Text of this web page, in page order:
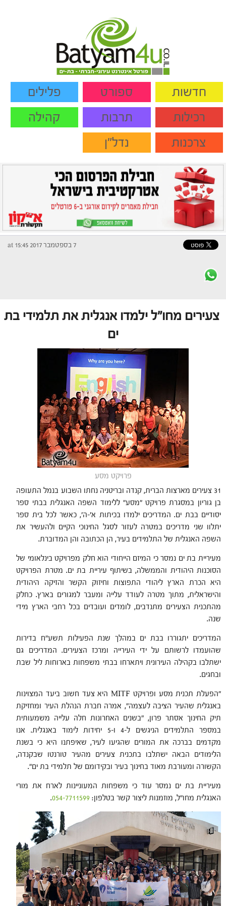
חדשות ספורט
פלילים
רכילות
תרבות
קהילה
צרכנות
נדל"ן
7 בספטמבר 2017 at 15:45
צעירים מחו"ל ילמדו אנגלית את תלמידי בת
ים
פרויקט מסע
31 צעירים מארצות הברית, קנדה ובריטניה נחתו השבוע בנמל התעופה
בן גוריון במסגרת פרויקט "מסע" ללימוד השפה האנגלית בבתי ספר
יסודיים בבת ים. המדריכים ילמדו בכיתות א'-ה', כאשר לכל בית ספר
יתלוו שני מדריכים במטרה לעזור לסגל החינוכי הקיים ולהעשיר את
השפה האנגלית של התלמידים בעיר, הן הכתובה והן המדוברת.
מעיריית בת ים נמסר כי המיזם הייחודי הוא חלק מפרויקט בינלאומי של
הסוכנות היהודית והממשלה, בשיתוף עיריית בת ים. מטרת הפרויקט
היא הכרת הארץ ליהודי התפוצות וחיזוק הקשר והזיקה היהודית
והישראלית, מתוך מטרה לעודד עלייה ומעבר למגורים בארץ. כחלק
מהתכנית הצעירים מתנדבים, לומדים ועובדים בכל רחבי הארץ מידי
שנה.
המדריכים יתגוררו בבת ים במהלך שנת הפעילות תשע"ח בדירות
שהועמדו לרשותם על ידי העירייה ומרכז הצעירים. המדריכים גם
ישתלבו בקהילה העירונית ויתארחו בבתי משפחות בארוחות ליל שבת
ובחגים.
"הפעלת תכנית מסע ופרויקט MITF היא צעד חשוב ביעד המצוינות
באנגלית שהעיר הציבה לעצמה", אמרה חברת הנהלת העיר ומחזיקת
תיק החינוך אסתר פרון, "בשנים האחרונות חלה עלייה משמעותית
במספר התלמידים הניגשים ל-4 ו-5 יחידות לימוד באנגלית. אנו
מקדמים בברכה את המורים שהגיעו לעיר, שאיפתנו היא כי בשנת
הלימודים הבאה ישתלבו בתכנית צעירים מהעיר טורנטו שבקנדה,
הקשורה ומעורבת מאוד בחינוך בעיר ובקידומם של תלמידי בת ים".
מעיריית בת ים נמסר עוד כי משפחות המעוניינות לארח את מורי
האנגלית מחו"ל, מוזמנות ליצור קשר בטלפון: 054-7711599
.